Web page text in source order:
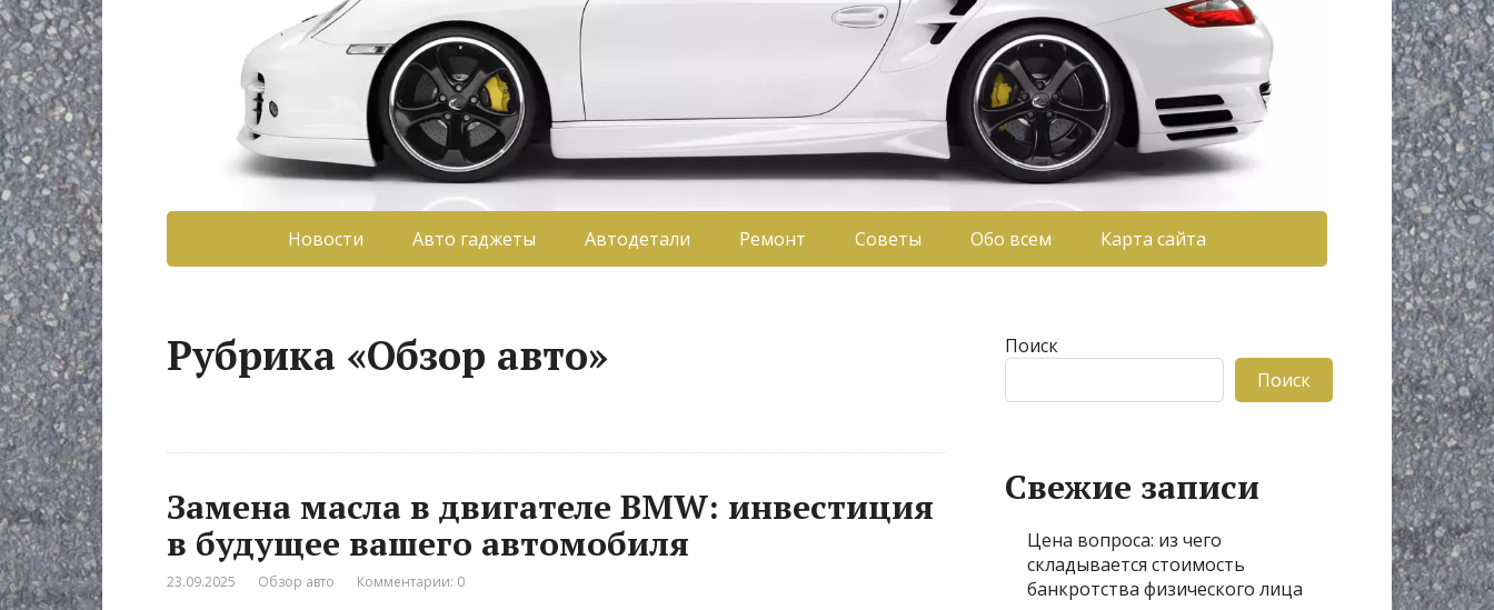
Новости Авто гаджеты Автодетали Ремонт Советы Обо всем Карта сайта
Рубрика «Обзор авто»
Замена масла в двигателе BMW: инвестиция
в будущее вашего автомобиля
23.09.2025 Обзор авто Комментарии: 0
Поиск
Поиск
Свежие записи
Цена вопроса: из чего
складывается стоимость
банкротства физического лица